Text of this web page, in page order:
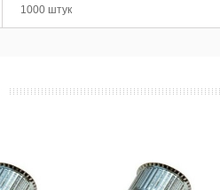
1000 штук